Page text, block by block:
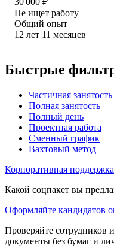
Не ищет работу
Общий опыт
12 лет 11 месяцев
Быстрые
Частичная занятость
Полная занятость
Полный день
Проектная работа
Сменный график
Вахтовый метод
Корпоративная
Какой соцпакет вы
Оформляйте кандидатов
Проверяйте сотрудников
документы без бумаг и